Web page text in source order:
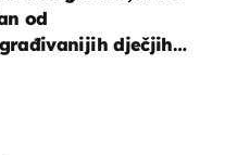
od
dječjih